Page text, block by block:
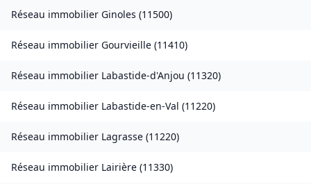
Réseau immobilier Ginoles (11500)
Réseau immobilier Gourvieille (11410)
Réseau immobilier Labastide-d'Anjou (11320)
Réseau immobilier Labastide-en-Val (11220)
Réseau immobilier Lagrasse (11220)
Réseau immobilier Lairière (11330)